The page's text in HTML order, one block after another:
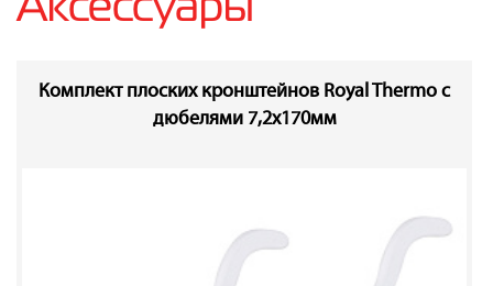
Комплект плоских кронштейнов Royal Thermo с
дюбелями 7,2х170мм